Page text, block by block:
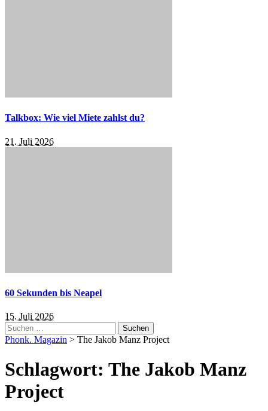
Talkbox: Wie viel Miete zahlst du?
21. Juli 2026
60 Sekunden bis Neapel
15. Juli 2026
Suchen
nach:
Phonk. Magazin > The Jakob Manz Project
Schlagwort: The Jakob Manz
Project